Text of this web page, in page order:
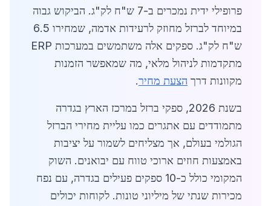
פרופילי ידית נמכרים ב-7 ש"ח לק"ג. הביקוש גבוה
במיוחד לברזל מחוזק לרעידות אדמה, שמחירו 6.5
ש"ח לק"ג. ספקים אלה משתמשים במערכות ERP
מתקדמות לניהול מלאי, מה שמאפשר הזמנות
מקוונות דרך הצעת מחיר.
בשנת 2026, ספקי ברזל במרכז הארץ בגדרה
מתמודדים עם אתגרים כמו עליית מחירי הברזל
הגולמי בעולם, אך מצליחים לשמור על יציבות
באמצעות חוזים ארוכי טווח עם יבואנים. השוק
המקומי כולל כ-10 ספקים פעילים בגדרה, עם נפח
מכירות שנתי של מיליוני טונות. לקוחות יכולים